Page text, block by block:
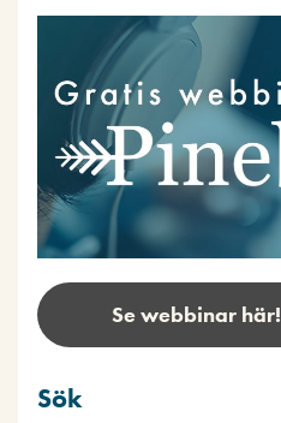
Se webbinar här!
Sök